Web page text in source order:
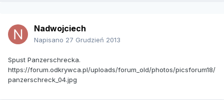
Nadwojciech
Napisano 27 Grudzień 2013
Spust Panzerschrecka.
https://forum.odkrywca.pl/uploads/forum_old/photos/picsforum18/
panzerschreck_04.jpg